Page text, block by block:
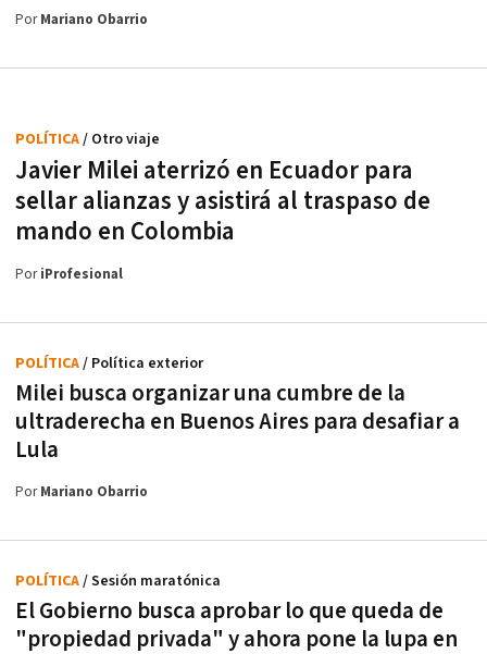
PorMariano Obarrio
Javier Milei aterrizó en Ecuador para
sellar alianzas y asistirá al traspaso de
mando en Colombia
POLÍTICA/ Otro viaje
PoriProfesional
Milei busca organizar una cumbre de la
ultraderecha en Buenos Aires para desafiar a
Lula
POLÍTICA/ Política exterior
PorMariano Obarrio
El Gobierno busca aprobar lo que queda de
"propiedad privada" y ahora pone la lupa en
POLÍTICA/ Sesión maratónica